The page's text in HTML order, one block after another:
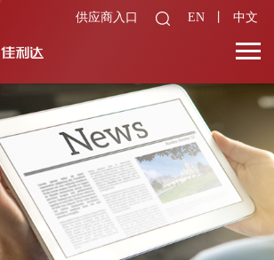
供应商入口 EN 中文